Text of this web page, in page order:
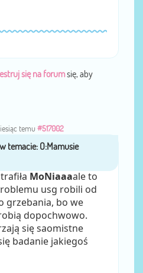
się na forumsię, aby
temu #517002
MoNiaaaale to
usg robili od
grzebania, bo we
dopochwowo.
się saomistne
badanie jakiegoś